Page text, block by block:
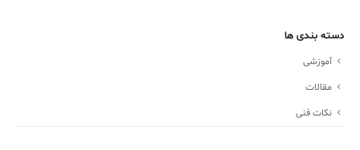
دسته بندی ها
آموزشی
مقالات
نکات فنی